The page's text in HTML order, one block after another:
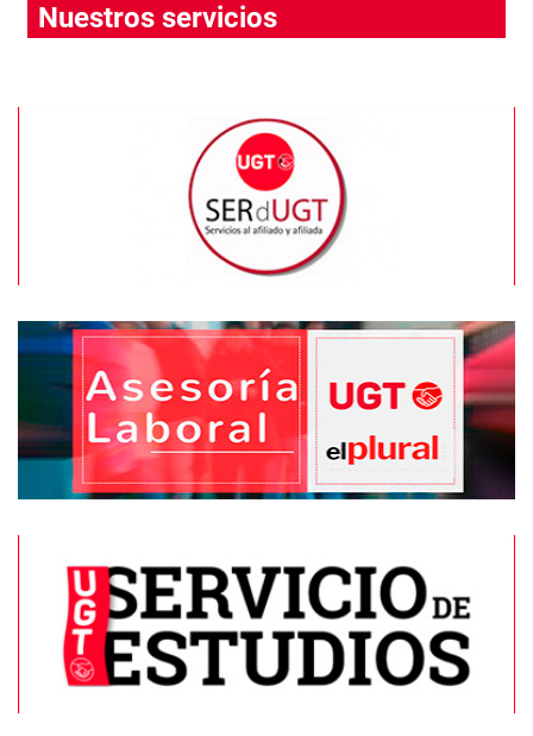
Nuestros servicios